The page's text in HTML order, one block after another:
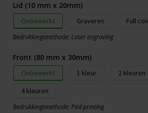
Lid (10 mm x 20mm)
Onbewerkt Graveren Full
Bedrukkingsmethode: Laser engraving
Front (80 mm x 30mm)
Onbewerkt 1 2
4
Bedrukkingsmethode: Pad printing